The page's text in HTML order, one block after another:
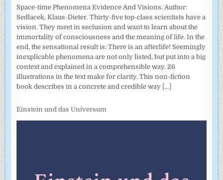
Space-time Phenomena Evidence And Visions. Author:
Sedlacek, Klaus-Dieter. Thirty-five top-class scientists have a
vision. They meet in seclusion and want to learn about the
immortality of consciousness and the meaning of life. In the
end, the sensational result is: There is an afterlife! Seemingly
inexplicable phenomena are not only listed, but put into a big
context and explained in a comprehensible way. 26
illustrations in the text make for clarity. This non-fiction
book describes in a concrete and credible way [...]
Einstein und das Universum